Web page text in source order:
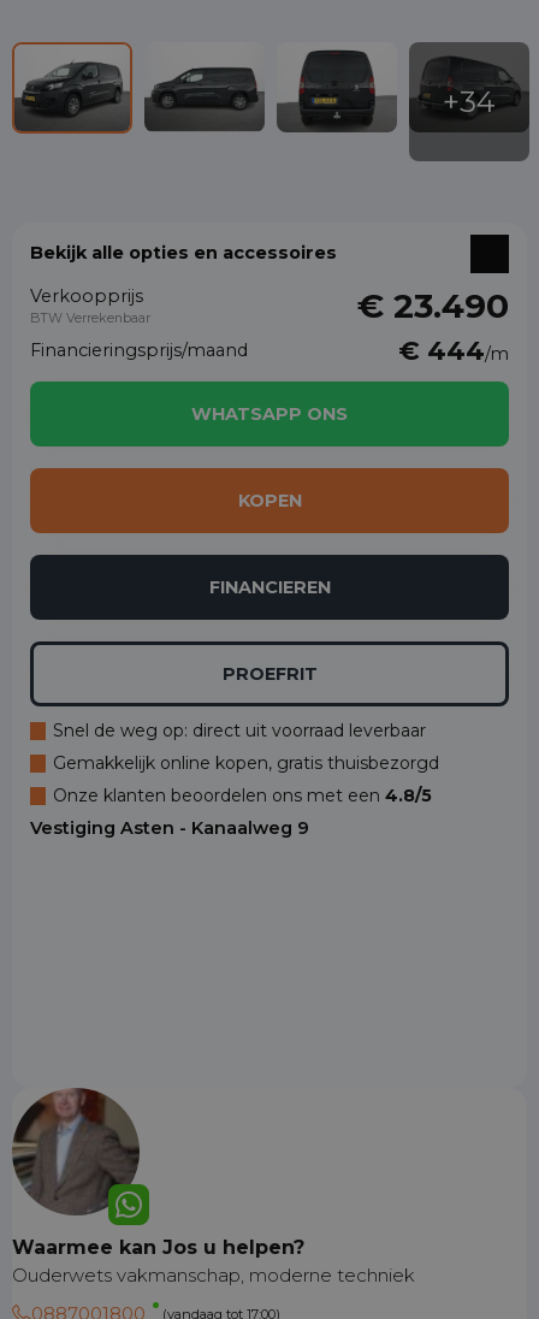
Bekijk alle opties en accessoires
Verkoopprijs
BTW Verrekenbaar € 23.490
Financieringsprijs/maand € 444/m
WHATSAPP ONS
KOPEN
FINANCIEREN
PROEFRIT
Snel de weg op: direct uit voorraad leverbaar
Gemakkelijk online kopen, gratis thuisbezorgd
Onze klanten beoordelen ons met een 4.8/5
Vestiging Asten - Kanaalweg 9
Waarmee kan Jos u helpen?
Ouderwets vakmanschap, moderne techniek
0887001800
(vandaag tot 17:00)